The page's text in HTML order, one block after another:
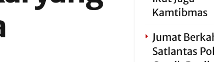
Kamtibmas
Jumat
Satlantas